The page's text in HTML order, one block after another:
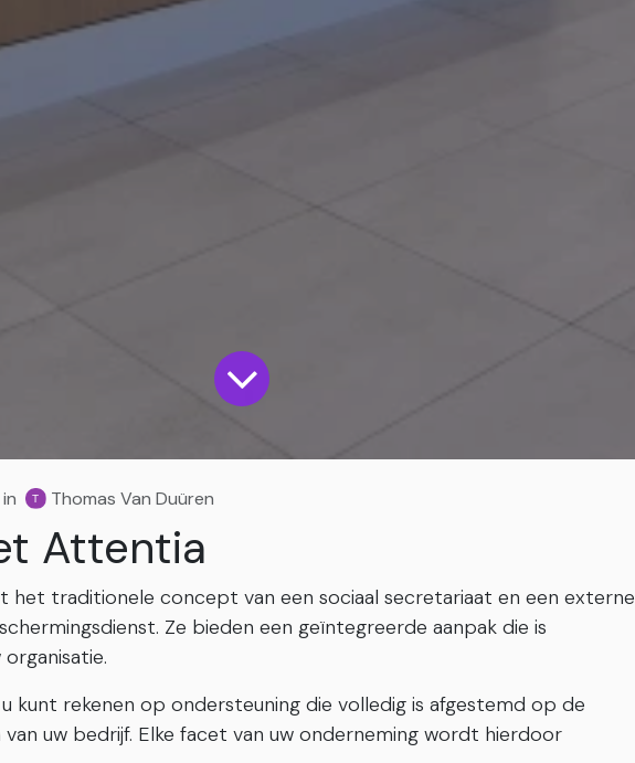
in Thomas Van Duüren
Attentia
het traditionele concept van een sociaal secretariaat en een externe
Ze bieden een geïntegreerde aanpak die is
kunt rekenen op ondersteuning die volledig is afgestemd op de
uw bedrijf. Elke facet van uw onderneming wordt hierdoor